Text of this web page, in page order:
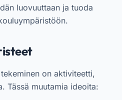
luovuuttaan ja tuoda
on aktiviteetti,
Tässä muutamia ideoita: